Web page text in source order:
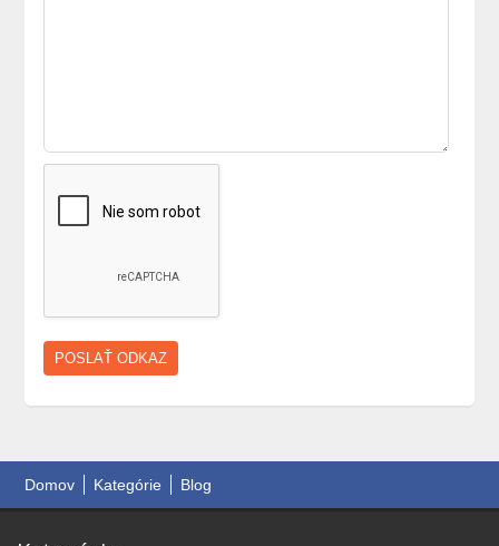
Domov Kategórie Blog